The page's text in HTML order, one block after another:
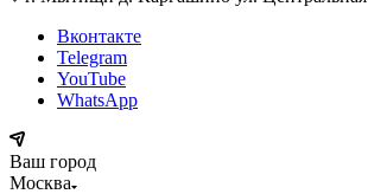
Вконтакте
Telegram
YouTube
WhatsApp
Ваш город
Москва